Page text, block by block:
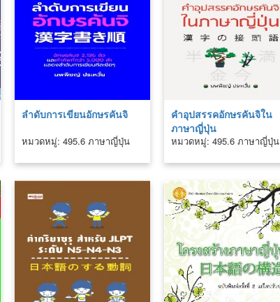
ลำดับการเขียนอักษรคันจิ
หมวดหมู่: 495.6 ภาษาญี่ปุ่น
คำอุปสรรคอักษรคันจิใน
ภาษาญี่ปุ่น
หมวดหมู่: 495.6 ภาษาญี่ปุ่น